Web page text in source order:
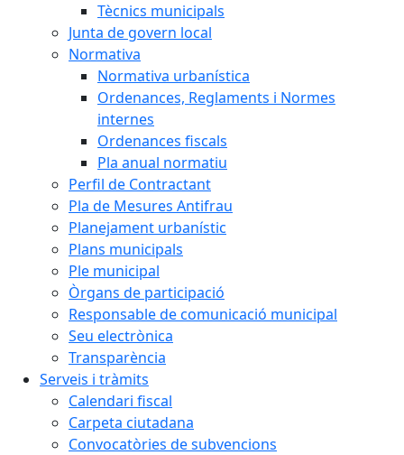
Tècnics municipals
Junta de govern local
Normativa
Normativa urbanística
Ordenances, Reglaments i Normes
internes
Ordenances fiscals
Pla anual normatiu
Perfil de Contractant
Pla de Mesures Antifrau
Planejament urbanístic
Plans municipals
Ple municipal
Òrgans de participació
Responsable de comunicació municipal
Seu electrònica
Transparència
Serveis i tràmits
Calendari fiscal
Carpeta ciutadana
Convocatòries de subvencions